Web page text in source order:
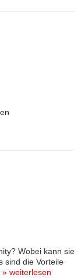
Wobei kann sie
sind die Vorteile
» weiterlesen